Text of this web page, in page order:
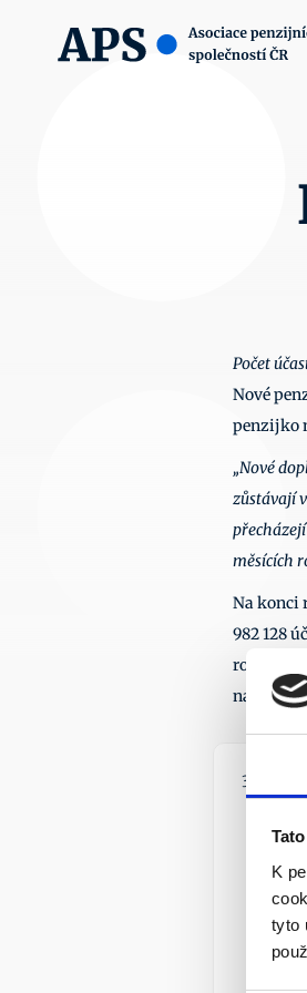
K
tyto
Počet
Nové
penzijko
„Nové
zůstávají
měsících
Na konci
982 128
roku
například
31. 7. 2026